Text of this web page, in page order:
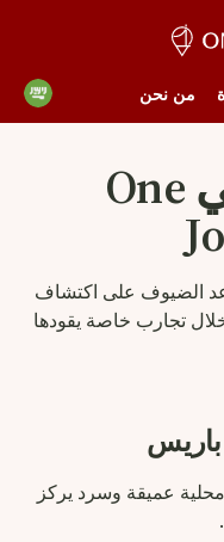
من نحن
الوظائف في One
الضيوف على اكتشاف
تجارب خاصة يقودها
عميقة وسرد يركز